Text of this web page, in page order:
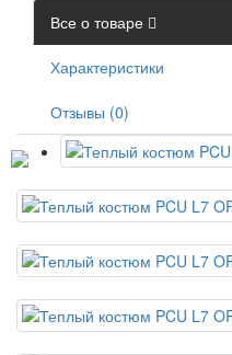
Все о товаре
Характеристики
Отзывы (0)